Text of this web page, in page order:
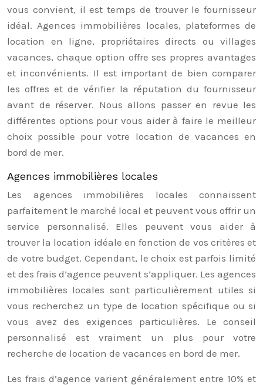
vous convient, il est temps de trouver le fournisseur
idéal. Agences immobilières locales, plateformes de
location en ligne, propriétaires directs ou villages
vacances, chaque option offre ses propres avantages
et inconvénients. Il est important de bien comparer
les offres et de vérifier la réputation du fournisseur
avant de réserver. Nous allons passer en revue les
différentes options pour vous aider à faire le meilleur
choix possible pour votre location de vacances en
bord de mer.
Agences immobilières locales
Les agences immobilières locales connaissent
parfaitement le marché local et peuvent vous offrir un
service personnalisé. Elles peuvent vous aider à
trouver la location idéale en fonction de vos critères et
de votre budget. Cependant, le choix est parfois limité
et des frais d’agence peuvent s’appliquer. Les agences
immobilières locales sont particulièrement utiles si
vous recherchez un type de location spécifique ou si
vous avez des exigences particulières. Le conseil
personnalisé est vraiment un plus pour votre
recherche de location de vacances en bord de mer.
Les frais d’agence varient généralement entre 10% et